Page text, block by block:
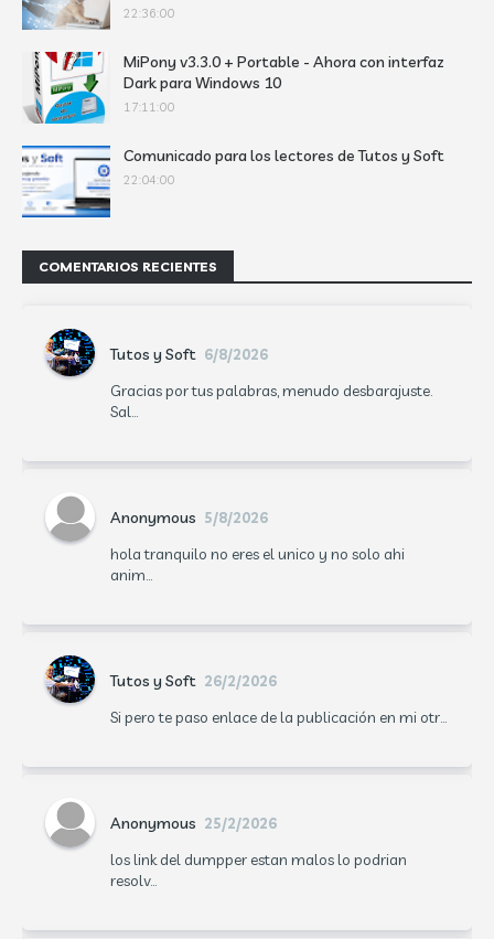
22:36:00
MiPony v3.3.0 + Portable - Ahora con interfaz
Dark para Windows 10
17:11:00
Comunicado para los lectores de Tutos y Soft
22:04:00
COMENTARIOS RECIENTES
Tutos y Soft 6/8/2026
Gracias por tus palabras, menudo desbarajuste.
Sal...
Anonymous 5/8/2026
hola tranquilo no eres el unico y no solo ahi
anim...
Tutos y Soft 26/2/2026
Si pero te paso enlace de la publicación en mi otr...
Anonymous 25/2/2026
los link del dumpper estan malos lo podrian
resolv...